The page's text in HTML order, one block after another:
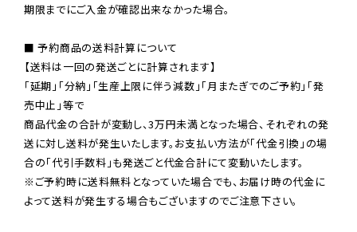
期限までにご入金が確認出来なかった場合。
■ 予約商品の送料計算について
【送料は一回の発送ごとに計算されます】
「延期」「分納」「生産上限に伴う減数」「月またぎでのご予約」「発
売中止」等で
商品代金の合計が変動し、3万円未満となった場合、それぞれの発
送に対し送料が発生いたします。お支払い方法が「代金引換」の場
※ご予約時に送料無料となっていた場合でも、お届け時の代金に
よって送料が発生する場合もございますのでご注意下さい。